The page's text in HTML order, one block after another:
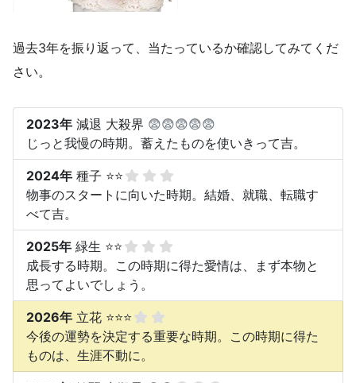
過去3年を振り返って、当たっているか確認してみてくだ
さい。
2023年 減退 大殺界 😨😨😨😨😨
じっと我慢の時期。蓄えたものを使いきって吉。
2024年 種子 ⭐⭐
物事のスタートに向いた時期。結婚、就職、転職す
べて吉。
2025年 緑生 ⭐⭐
成長する時期。この時期に得た愛情は、まず本物と
思ってよいでしょう。
2026年 立花 ⭐⭐⭐
今後の運勢を決定する重要な時期。この時期に得た
ものは、生涯不動に。